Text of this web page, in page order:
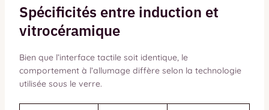
Spécificités entre induction et
vitrocéramique
Bien que l’interface tactile soit identique, le
comportement à l’allumage diffère selon la technologie
utilisée sous le verre.